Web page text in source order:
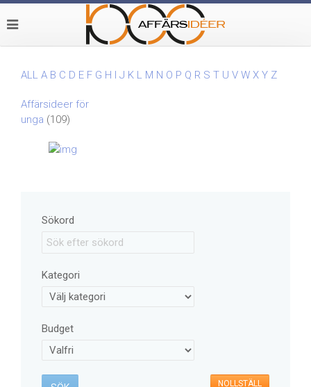
ALL A B C D E F G H I J K L M N O P Q R S T U V W X Y Z
Affärsideer för
unga (109)
Sökord
Kategori
Budget
NOLLSTÄLL